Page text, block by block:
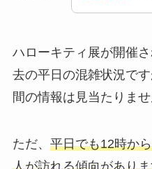
ハローキティ展が開催
去の平日の混雑状況で
間の情報は見当たりませ
ただ、 平日でも12時か